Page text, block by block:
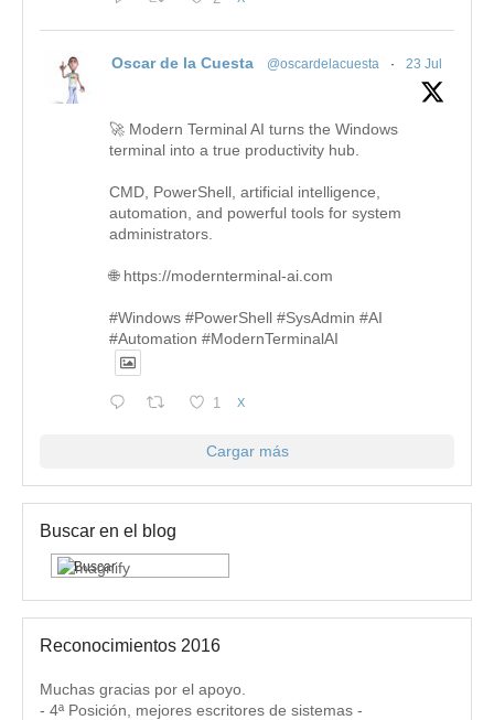
Oscar de la Cuesta @oscardelacuesta · 23 Jul
🚀 Modern Terminal AI turns the Windows
terminal into a true productivity hub.
CMD, PowerShell, artificial intelligence,
automation, and powerful tools for system
administrators.
🌐 https://modernterminal-ai.com
#Windows #PowerShell #SysAdmin #AI
#Automation #ModernTerminalAI
1 X
Cargar más
Buscar en el blog
Reconocimientos 2016
Muchas gracias por el apoyo.
- 4ª Posición, mejores escritores de sistemas -